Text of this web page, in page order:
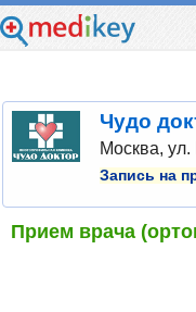
Чудо
Москва,
Запись на
Прием врача